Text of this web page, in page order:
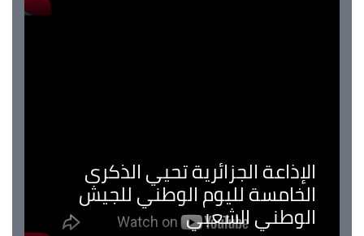
الإذاعة الجزائرية تحيي الذكرى
الخامسة لليوم الوطني للجيش
الوطني الشعبي